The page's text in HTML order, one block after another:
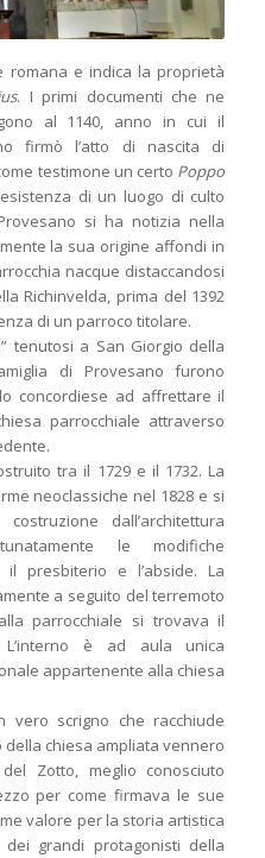
romana e indica la proprietà
. I primi documenti che ne
al 1140, anno in cui il
firmò l’atto di nascita di
testimone un certo Poppo
di un luogo di culto
si ha notizia nella
la sua origine affondi in
nacque distaccandosi
Richinvelda, prima del 1392
di un parroco titolare.
tenutosi a San Giorgio della
di Provesano furono
concordiese ad affrettare il
parrocchiale attraverso
tra il 1729 e il 1732. La
neoclassiche nel 1828 e si
dall’architettura
le modifiche
il presbiterio e l’abside. La
a seguito del terremoto
parrocchiale si trovava il
è ad aula unica
appartenente alla chiesa
vero scrigno che racchiude
chiesa ampliata vennero
Zotto, meglio conosciuto
per come firmava le sue
valore per la storia artistica
grandi protagonisti della